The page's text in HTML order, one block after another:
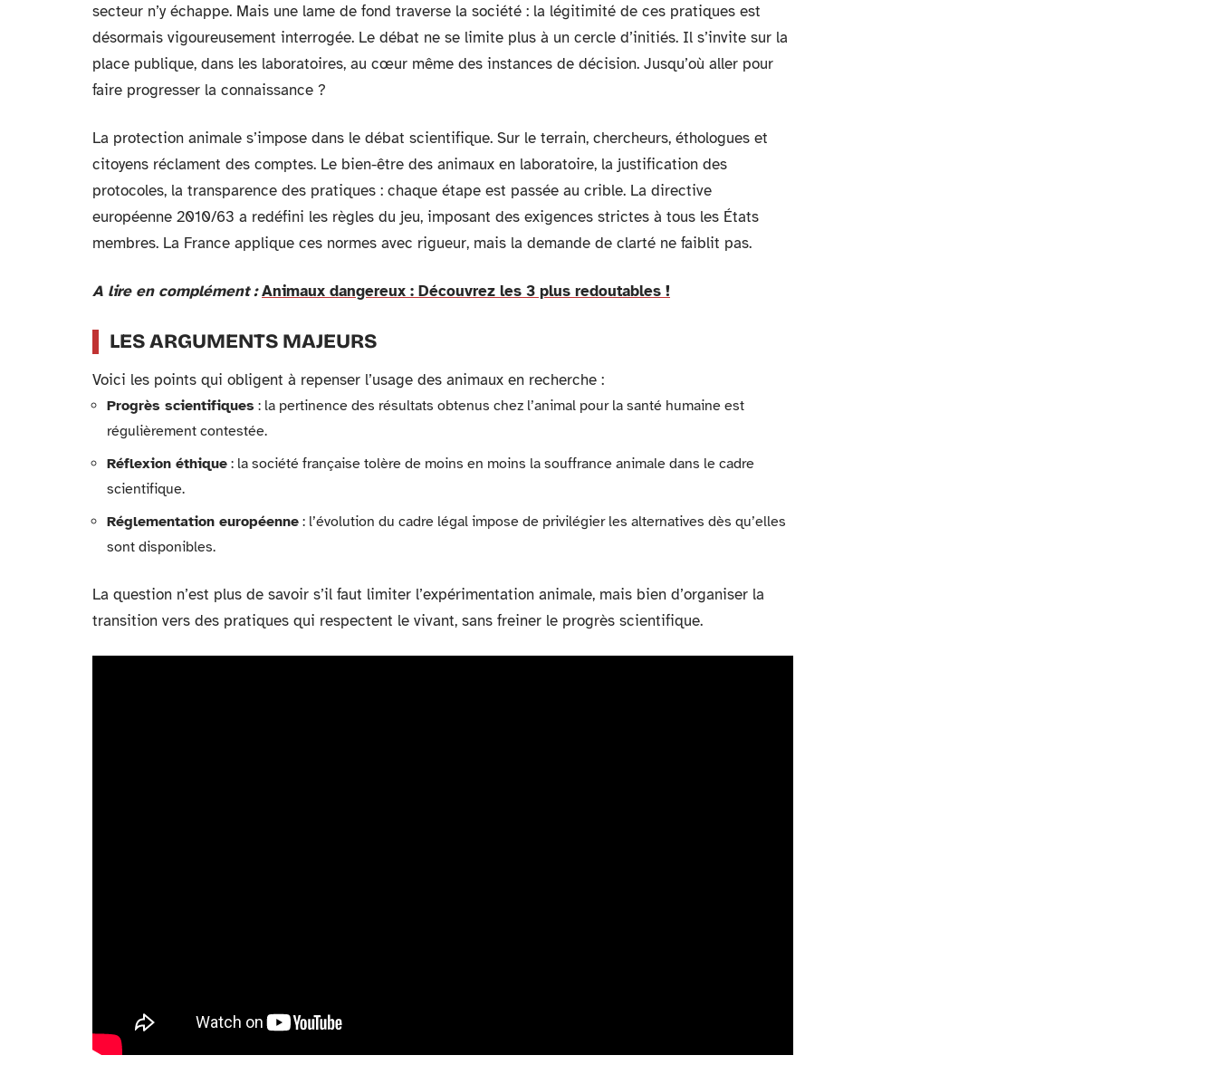
secteur n’y échappe. Mais une lame de fond traverse la société : la légitimité de ces pratiques est
désormais vigoureusement interrogée. Le débat ne se limite plus à un cercle d’initiés. Il s’invite sur la
place publique, dans les laboratoires, au cœur même des instances de décision. Jusqu’où aller pour
faire progresser la connaissance ?
La protection animale s’impose dans le débat scientifique. Sur le terrain, chercheurs, éthologues et
citoyens réclament des comptes. Le bien-être des animaux en laboratoire, la justification des
protocoles, la transparence des pratiques : chaque étape est passée au crible. La directive
européenne 2010/63 a redéfini les règles du jeu, imposant des exigences strictes à tous les États
membres. La France applique ces normes avec rigueur, mais la demande de clarté ne faiblit pas.
A lire en complément : Animaux dangereux : Découvrez les 3 plus redoutables !
LES ARGUMENTS MAJEURS
Voici les points qui obligent à repenser l’usage des animaux en recherche :
Progrès scientifiques : la pertinence des résultats obtenus chez l’animal pour la santé humaine est
régulièrement contestée.
Réflexion éthique : la société française tolère de moins en moins la souffrance animale dans le cadre
scientifique.
Réglementation européenne : l’évolution du cadre légal impose de privilégier les alternatives dès qu’elles
sont disponibles.
La question n’est plus de savoir s’il faut limiter l’expérimentation animale, mais bien d’organiser la
transition vers des pratiques qui respectent le vivant, sans freiner le progrès scientifique.